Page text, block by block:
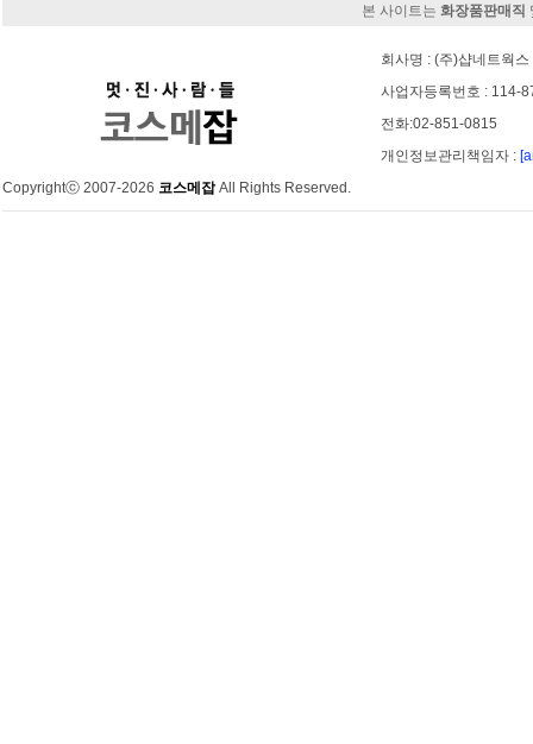
본 사이트는 화장품판매직
회사명 : (주)샵네트웍
사업자등록번호 : 114-
전화:02-851-0815
개인정보관리책임자 :
Copyrightⓒ 2007-2026 코스메잡All Rights Reserved.